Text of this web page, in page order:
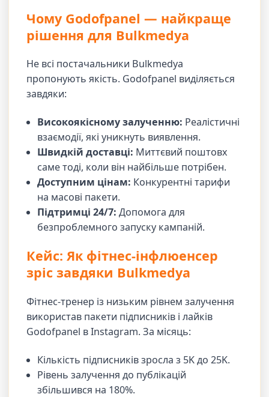
Чому Godofpanel — найкраще
рішення для Bulkmedya
Не всі постачальники Bulkmedya
пропонують якість. Godofpanel виділяється
завдяки:
Високоякісному залученню: Реалістичні
взаємодії, які уникнуть виявлення.
Швидкій доставці: Миттєвий поштовх
саме тоді, коли він найбільше потрібен.
Доступним цінам: Конкурентні тарифи
на масові пакети.
Підтримці 24/7: Допомога для
безпроблемного запуску кампаній.
Кейс: Як фітнес-інфлюенсер
зріс завдяки Bulkmedya
Фітнес-тренер із низьким рівнем залучення
використав пакети підписників і лайків
Godofpanel в Instagram. За місяць:
Кількість підписників зросла з 5K до 25K.
Рівень залучення до публікацій
збільшився на 180%.